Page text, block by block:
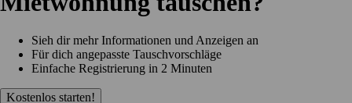
Sieh dir mehr Informationen und Anzeigen an
Für dich angepasste Tauschvorschläge
Einfache Registrierung in 2 Minuten
Kostenlos starten!